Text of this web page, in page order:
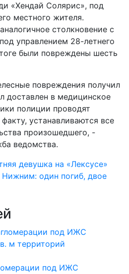
«Хендай Солярис», под
местного жителя.
столкновение с
управлением 28-летнего
были повреждены шесть
повреждения получил
доставлен в медицинское
полиции проводят
устанавливаются все
произошедшего, -
ведомства.
девушка на «Лексусе»
один погиб, двое
под ИЖС